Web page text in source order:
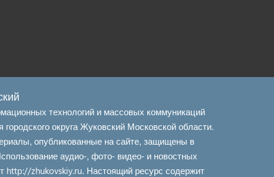
технологий и массовых коммуникаций
округа Жуковский Московской области.
опубликованные на сайте, защищены в
аудио-, фото- видео- и новостных
http://zhukovskiy.ru. Настоящий ресурс содержит